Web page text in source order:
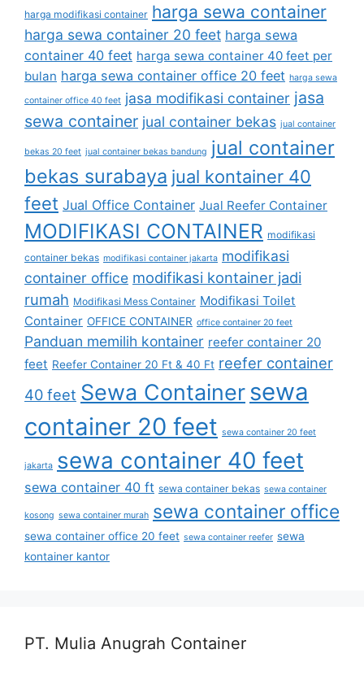
harga modifikasi container harga sewa container
harga sewa container 20 feet harga sewa
container 40 feet harga sewa container 40 feet per
bulan harga sewa container office 20 feet harga sewa
container office 40 feet jasa modifikasi container jasa
sewa container jual container bekas jual container
bekas 20 feet jual container bekas bandung jual container
bekas surabaya jual kontainer 40
feet Jual Office Container Jual Reefer Container
MODIFIKASI CONTAINER modifikasi
container bekas modifikasi container jakarta modifikasi
container office modifikasi kontainer jadi
rumah Modifikasi Mess Container Modifikasi Toilet
Container OFFICE CONTAINER office container 20 feet
Panduan memilih kontainer reefer container 20
feet Reefer Container 20 Ft & 40 Ft reefer container
40 feet Sewa Containersewa
container 20 feet sewa container 20 feet
jakarta sewa container 40 feet
sewa container 40 ft sewa container bekas sewa container
kosong sewa container murah sewa container office
sewa container office 20 feet sewa container reefer sewa
kontainer kantor
PT. Mulia Anugrah Container